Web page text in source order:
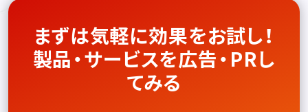
まずは気軽に効果をお試し！
製品・サービスを広告・PRし
てみる